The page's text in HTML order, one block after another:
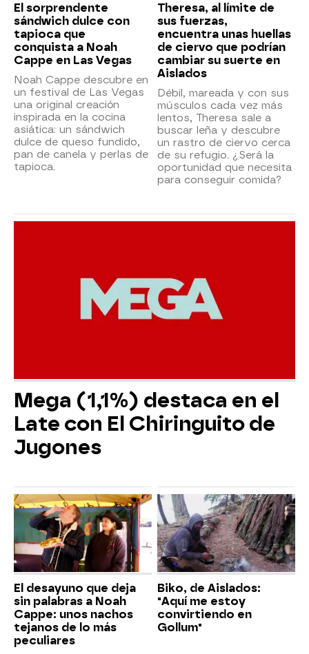
El sorprendente
sándwich dulce con
tapioca que
conquista a Noah
Cappe en Las Vegas
Noah Cappe descubre en
un festival de Las Vegas
una original creación
inspirada en la cocina
asiática: un sándwich
dulce de queso fundido,
pan de canela y perlas de
tapioca.
Theresa, al límite de
sus fuerzas,
encuentra unas huellas
de ciervo que podrían
cambiar su suerte en
Aislados
Débil, mareada y con sus
músculos cada vez más
lentos, Theresa sale a
buscar leña y descubre
un rastro de ciervo cerca
de su refugio. ¿Será la
oportunidad que necesita
para conseguir comida?
Mega (1,1%) destaca en el
Late con El Chiringuito de
Jugones
El desayuno que deja
sin palabras a Noah
Cappe: unos nachos
tejanos de lo más
peculiares
Biko, de Aislados:
"Aquí me estoy
convirtiendo en
Gollum"